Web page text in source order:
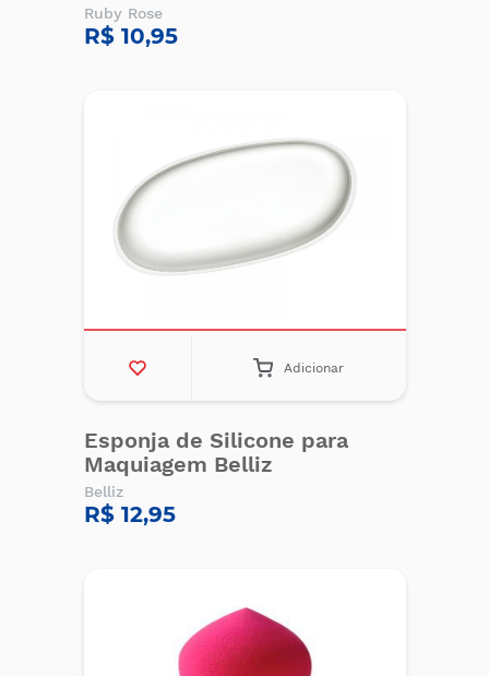
Ruby Rose
R$ 10,95
Adicionar
Esponja de Silicone para
Maquiagem Belliz
Belliz
R$ 12,95